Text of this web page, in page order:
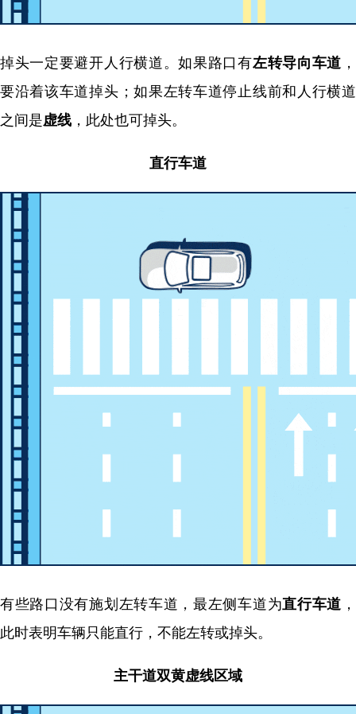
掉头一定要避开人行横道。如果路口有左转导向车道 ，
要沿着该车道掉头；如果左转车道停止线前和人行横道
之间是虚线 ，此处也可掉头。
直行车道
有些路口没有施划左转车道，最左侧车道为直行车道 ，
此时表明车辆只能直行，不能左转或掉头。
主干道双黄虚线区域